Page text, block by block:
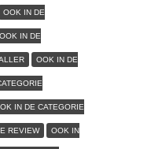
OOK IN DE
OOK IN DE
OOK IN DE
IN DE CATEGORIE
REVIEW OOK IN